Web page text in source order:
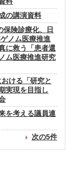
の講演資料
険診療化、日
ノム医療推進
に救う「患者還
ム医療推進研究
ける「研究と
実現を目指し
を考える議員連
次の5件